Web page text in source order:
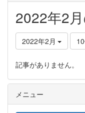
2022年2
2022年2月
記事がありません。
メニュー